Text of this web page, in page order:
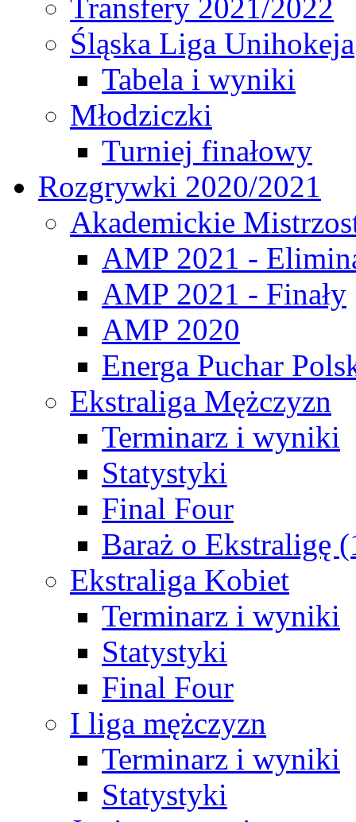
Transfery 2021/2022
Śląska Liga Unihokeja
Tabela i wyniki
Młodziczki
Turniej finałowy
Rozgrywki 2020/2021
Akademickie
AMP 2021 -
AMP 2021 - Finały
AMP 2020
Energa Puchar
Ekstraliga Mężczyzn
Terminarz i wyniki
Statystyki
Final Four
Baraż o Ekstraligę
Ekstraliga Kobiet
Terminarz i wyniki
Statystyki
Final Four
I liga mężczyzn
Terminarz i wyniki
Statystyki